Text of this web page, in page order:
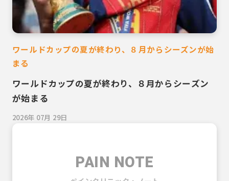
ワールドカップの夏が終わり、８月からシーズンが始
まる
ワールドカップの夏が終わり、８月からシーズン
が始まる
2026年 07月 29日
PAIN NOTE